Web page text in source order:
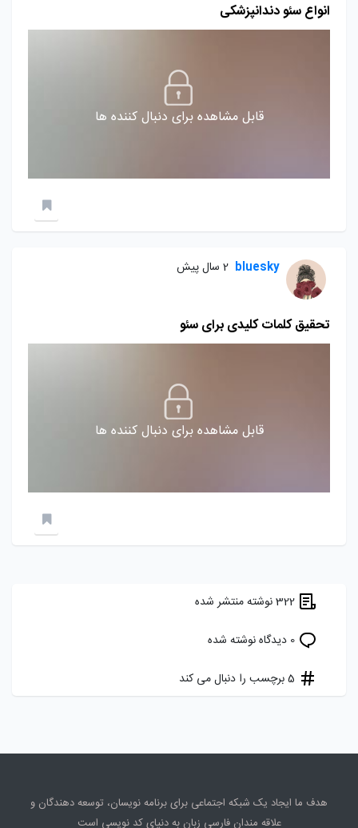
انواع سئو دندانپزشکی
قابل مشاهده برای دنبال کننده ها
bluesky 2 سال پیش
تحقیق کلمات کلیدی برای سئو
قابل مشاهده برای دنبال کننده ها
هدف ما ایجاد یک شبکه اجتماعی برای برنامه نویسان، توسعه دهندگان و
علاقه مندان فارسی زبان به دنیای کد نویسی است